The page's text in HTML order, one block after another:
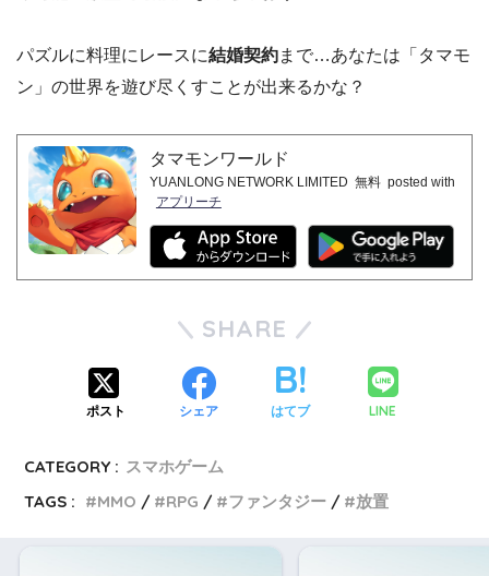
パズルに料理にレースに結婚契約まで…あなたは「タマモ
ン」の世界を遊び尽くすことが出来るかな？
タマモンワールド
YUANLONG NETWORK LIMITED 無料 posted with
アプリーチ
SHARE
ポスト シェア はてブ LINE
CATEGORY : スマホゲーム
TAGS :
MMO RPG ファンタジー 放置